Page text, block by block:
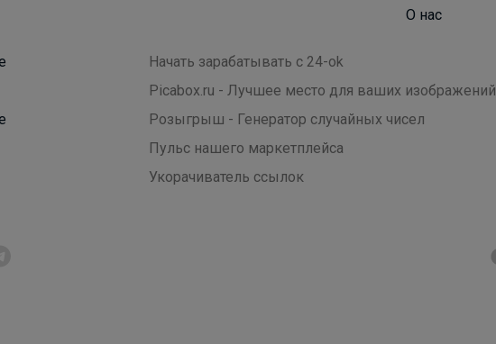
О нас
Начать зарабатывать с 24-ok
Picabox.ru - Лучшее место для ваших изображений
Розыгрыш - Генератор случайных чисел
Пульс нашего маркетплейса
Укорачиватель ссылок
- школьная форма и одежда премиум
до 170 см